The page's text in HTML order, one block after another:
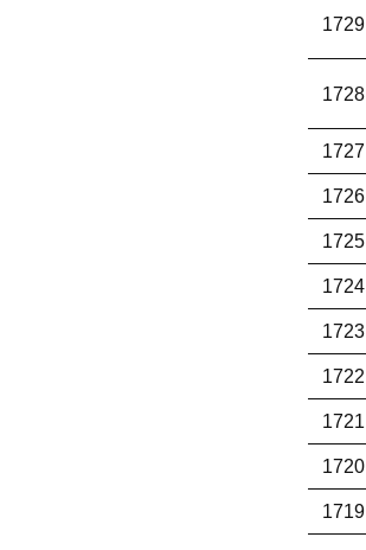
1729
1728
1727
1726
1725
1724
1723
1722
1721
1720
1719